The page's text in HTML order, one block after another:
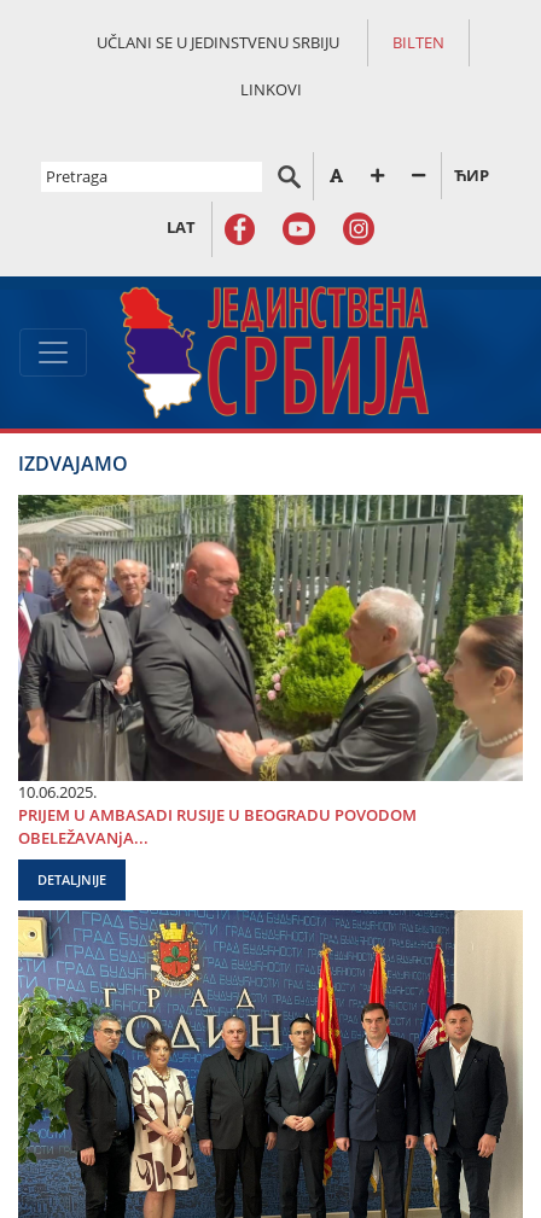
UČLANI SE U JEDINSTVENU SRBIJU BILTEN
LINKOVI
ЋИР
LAT
IZDVAJAMO
10.06.2025.
PRIЈEM U AMBASADI RUSIЈE U BEOGRADU POVODOM
OBELEŽAVANjA...
DETALJNIJE